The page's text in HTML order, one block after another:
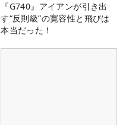
『G740』アイアンが引き出
す“反則級”の寛容性と飛びは
本当だった！